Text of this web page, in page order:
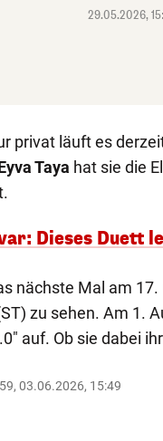
29.05.2026,
privat läuft es
Taya hat sie die
Dieses Duett
nächste Mal am
zu sehen. Am 1.
auf. Ob sie dabei
03.06.2026, 15:49